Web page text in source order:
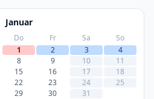
Januar
Do Fr Sa
So
1
2 3
4
8 9 10
11
15 16 17
18
22 23 24
25
29 30 31